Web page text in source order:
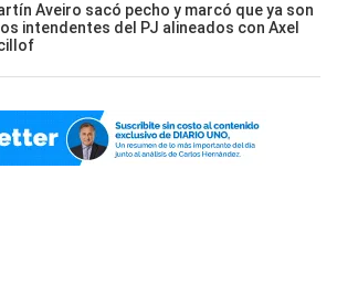
Aveiro sacó pecho y marcó que ya son
intendentes del PJ alineados con Axel